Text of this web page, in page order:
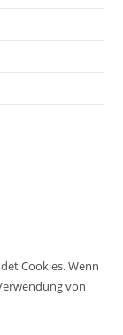
Cookies. Wenn
von